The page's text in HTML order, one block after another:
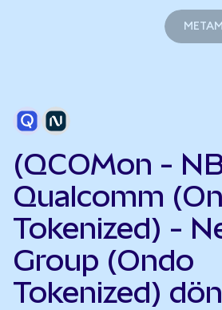
(QCOMon -
Qualcomm
Tokenized) -
Group (Ondo
Tokenized)